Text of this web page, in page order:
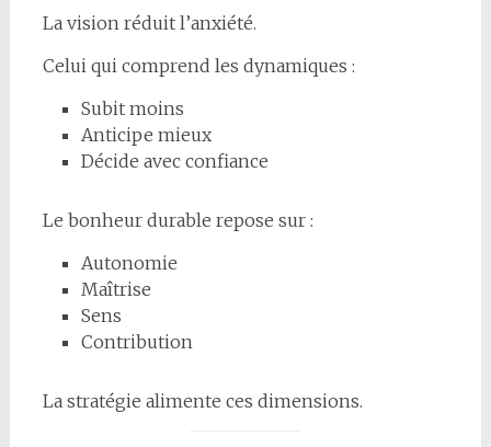
La vision réduit l’anxiété.
Celui qui comprend les dynamiques :
Subit moins
Anticipe mieux
Décide avec confiance
Le bonheur durable repose sur :
Autonomie
Maîtrise
Sens
Contribution
La stratégie alimente ces dimensions.